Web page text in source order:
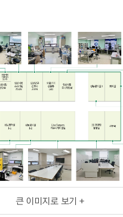
큰 이미지로 보기 +